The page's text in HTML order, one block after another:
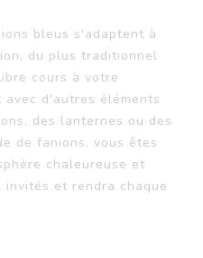
bleus s'adaptent à
du plus traditionnel
cours à votre
d'autres éléments
des lanternes ou des
de fanions, vous êtes
chaleureuse et
et rendra chaque